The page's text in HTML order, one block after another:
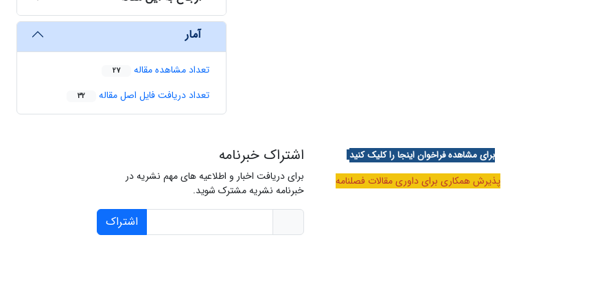
آمار
تعداد مشاهده مقاله 27
تعداد دریافت فایل اصل مقاله 32
برای مشاهده فراخوان اینجا را کلیک کنید
پذیرش همکاری برای داوری مقالات فصلنامه
اشتراک خبرنامه
برای دریافت اخبار و اطلاعیه های مهم نشریه در
خبرنامه نشریه مشترک شوید.
اشتراک